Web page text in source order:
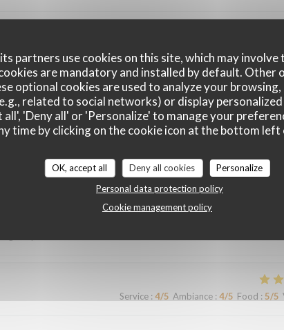
partners use cookies on this site, which may
are mandatory and installed by default. Other
optional cookies are used to analyze your browsing,
related to social networks) or display
all', 'Deny all' or 'Personalize' to manage your
time by clicking on the cookie icon at the bottom left
OK, accept all Deny all cookies
Personalize
Personal data protection policy
Cookie management policy
Service : /5 Ambiance Food 4
Service: 4/5 Ambiance: 4/5 Food: 5/5
Service: 5/5 Ambiance : 5/5 Food: 5/5
est si tendre et tous les accompagnements sont exquis ! Plus
Service: 4/5 Ambiance: 4/5 Food : 5/5